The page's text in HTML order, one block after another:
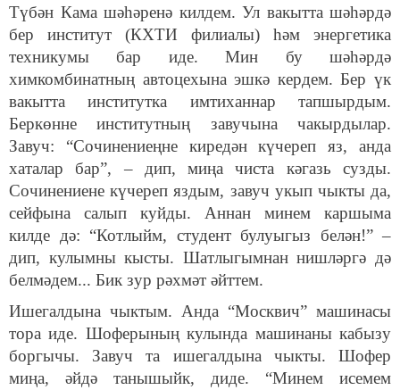
Түбән Кама шәһәренә килдем. Ул вакытта шәһәрдә
бер институт (КХТИ филиалы) һәм энергетика
техникумы бар иде. Мин бу шәһәрдә
химкомбинатның автоцехына эшкә кердем. Бер үк
вакытта институтка имтиханнар тапшырдым.
Беркөнне институтның завучына чакырдылар.
Завуч: “Сочинениеңне киредән күчереп яз, анда
хаталар бар”, – дип, миңа чиста кәгазь сузды.
Сочинениене күчереп яздым, завуч укып чыкты да,
сейфына салып куйды. Аннан минем каршыма
килде дә: “Котлыйм, студент булуыгыз белән!” –
дип, кулымны кысты. Шатлыгымнан нишләргә дә
белмәдем... Бик зур рәхмәт әйттем.
Ишегалдына чыктым. Анда “Москвич” машинасы
тора иде. Шоферының кулында машинаны кабызу
боргычы. Завуч та ишегалдына чыкты. Шофер
миңа, әйдә танышыйк, диде. “Минем исемем